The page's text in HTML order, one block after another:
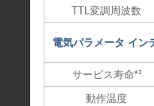
TTL変調周波数
電気パラメータ イン
サービス寿命*³
動作温度